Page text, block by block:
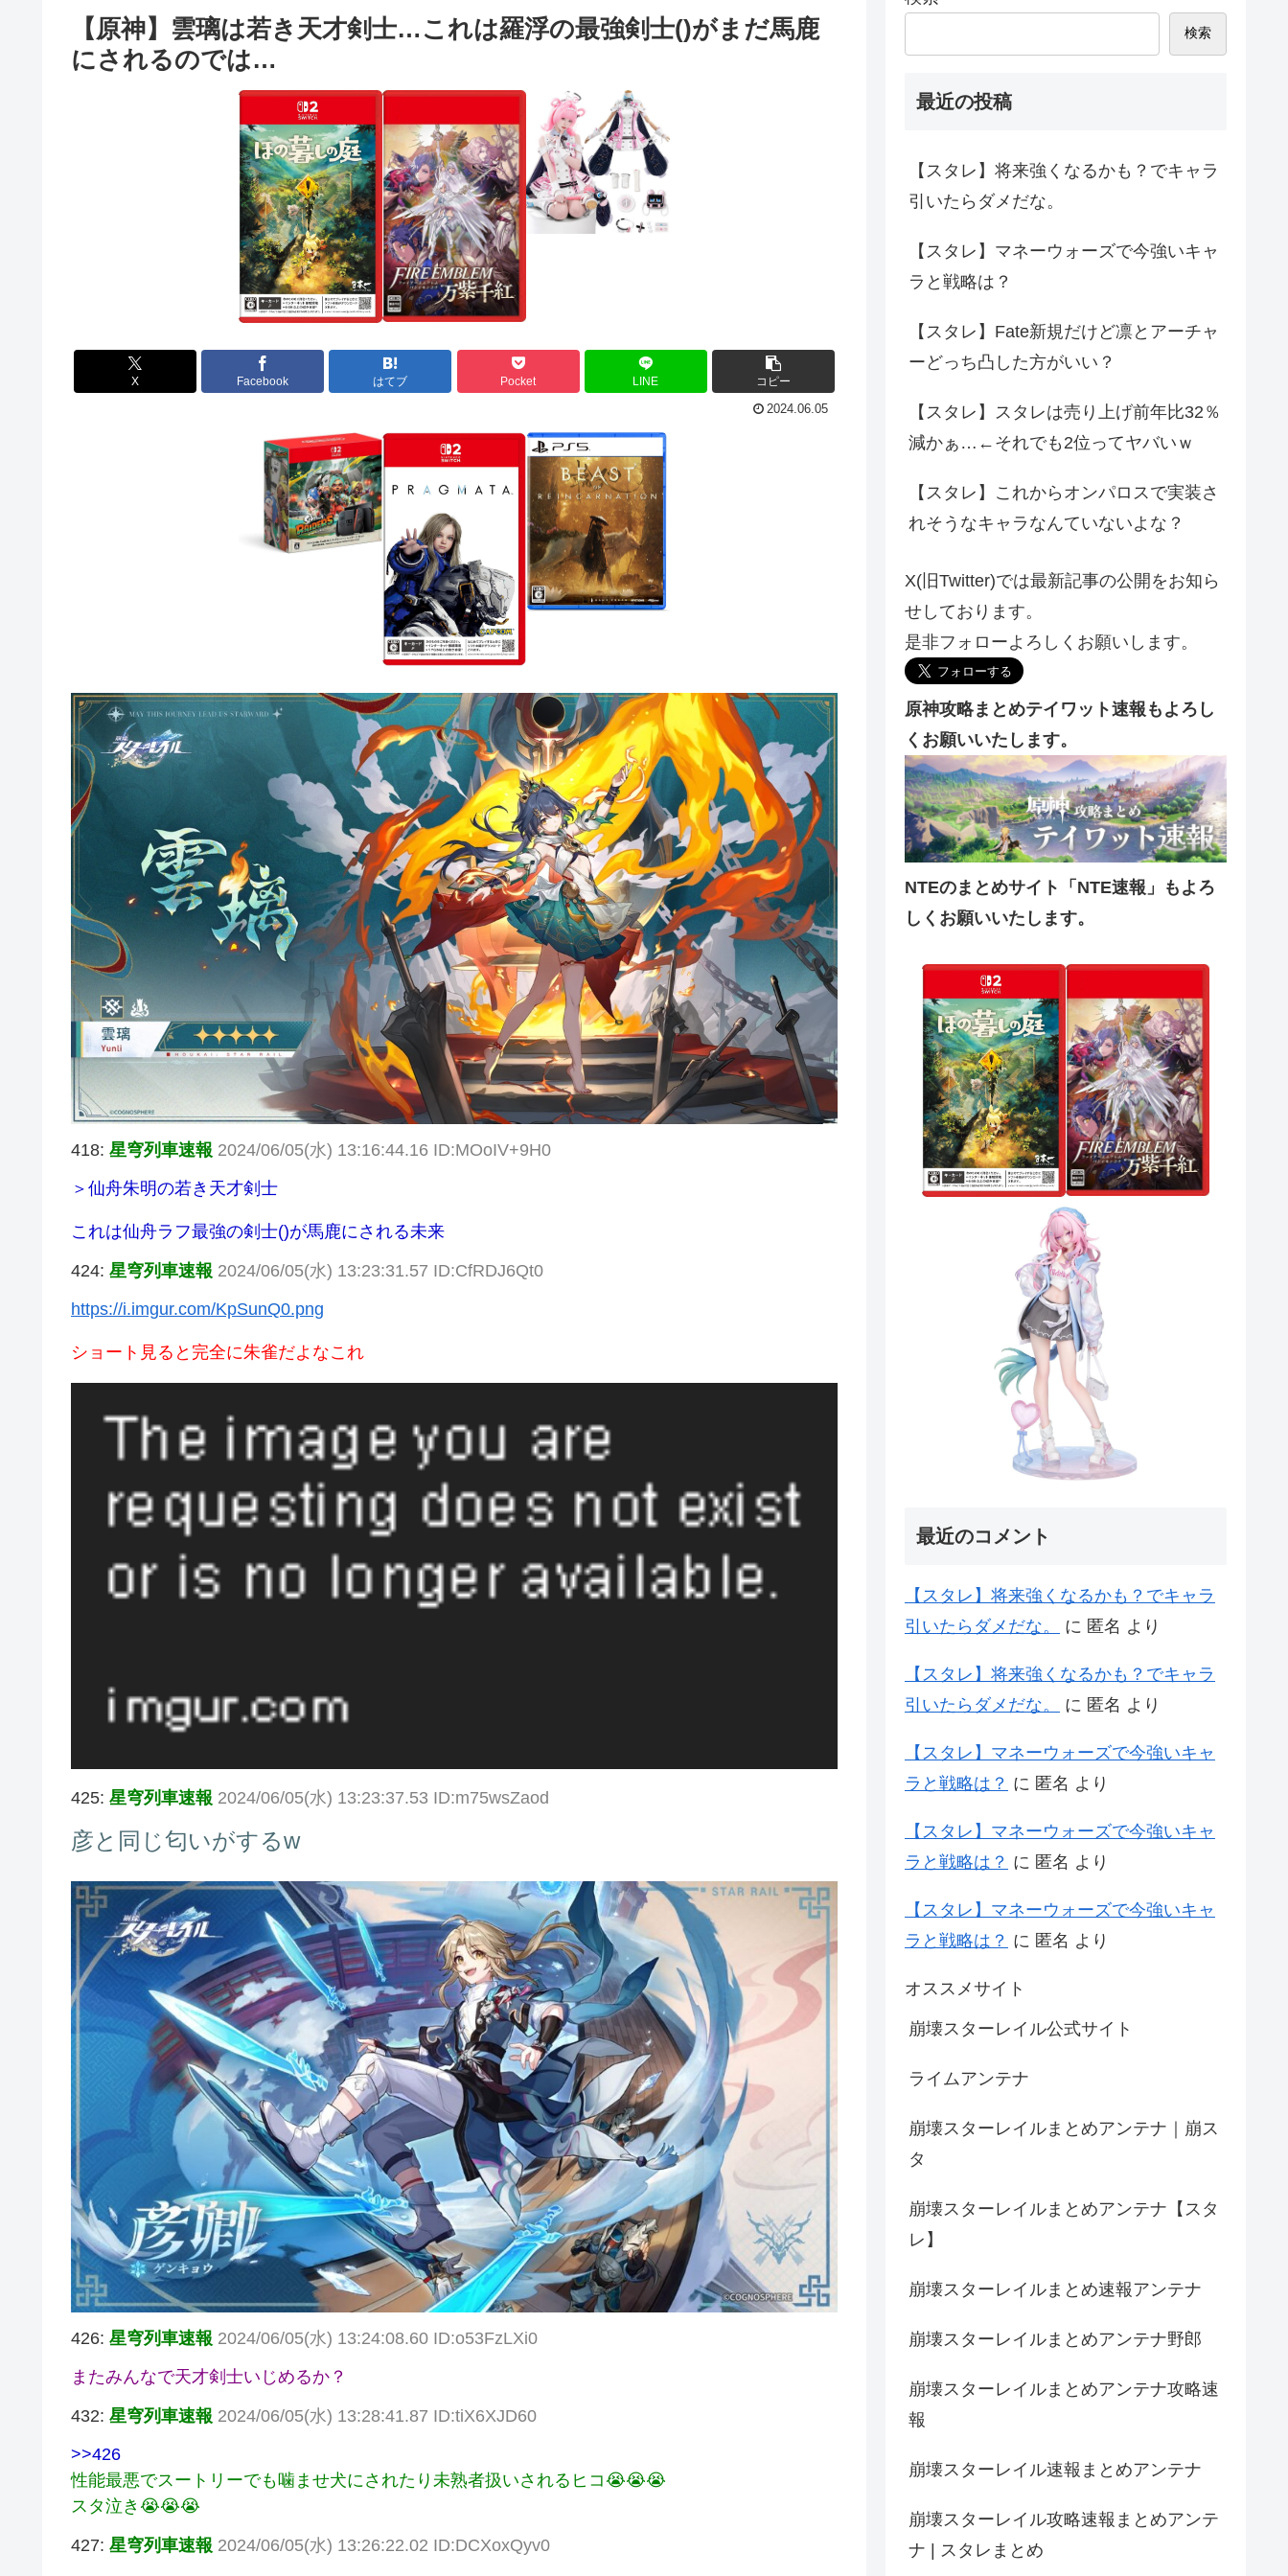
【原神】雲璃は若き天才剣士…これは羅浮の最強剣士()がまだ馬鹿
にされるのでは…
X Facebook はてブ Pocket LINE コピー
2024.06.05
418: 星穹列車速報 2024/06/05(水) 13:16:44.16 ID:MOoIV+9H0
＞仙舟朱明の若き天才剣士
これは仙舟ラフ最強の剣士()が馬鹿にされる未来
424: 星穹列車速報 2024/06/05(水) 13:23:31.57 ID:CfRDJ6Qt0
https://i.imgur.com/KpSunQ0.png
ショート見ると完全に朱雀だよなこれ
425: 星穹列車速報 2024/06/05(水) 13:23:37.53 ID:m75wsZaod
彦と同じ匂いがするw
426: 星穹列車速報 2024/06/05(水) 13:24:08.60 ID:o53FzLXi0
またみんなで天才剣士いじめるか？
432: 星穹列車速報 2024/06/05(水) 13:28:41.87 ID:tiX6XJD60
>>426
性能最悪でスートリーでも噛ませ犬にされたり未熟者扱いされるヒコ😭😭😭
スタ泣き😭😭😭
427: 星穹列車速報 2024/06/05(水) 13:26:22.02 ID:DCXoxQyv0
検索
最近の投稿
【スタレ】将来強くなるかも？でキャラ
引いたらダメだな。
【スタレ】マネーウォーズで今強いキャ
ラと戦略は？
【スタレ】Fate新規だけど凛とアーチャ
ーどっち凸した方がいい？
【スタレ】スタレは売り上げ前年比32％
減かぁ…←それでも2位ってヤバいｗ
【スタレ】これからオンパロスで実装さ
れそうなキャラなんていないよな？
X(旧Twitter)では最新記事の公開をお知ら
せしております。
是非フォローよろしくお願いします。
原神攻略まとめテイワット速報もよろし
くお願いいたします。
NTEのまとめサイト「NTE速報」もよろ
しくお願いいたします。
最近のコメント
【スタレ】将来強くなるかも？でキャラ
引いたらダメだな。
に 匿名 より
【スタレ】将来強くなるかも？でキャラ
引いたらダメだな。
に 匿名 より
【スタレ】マネーウォーズで今強いキャ
ラと戦略は？ に 匿名 より
【スタレ】マネーウォーズで今強いキャ
ラと戦略は？ に 匿名 より
【スタレ】マネーウォーズで今強いキャ
ラと戦略は？ に 匿名 より
オススメサイト
崩壊スターレイル公式サイト
ライムアンテナ
崩壊スターレイルまとめアンテナ｜崩ス
タ
崩壊スターレイルまとめアンテナ【スタ
レ】
崩壊スターレイルまとめ速報アンテナ
崩壊スターレイルまとめアンテナ野郎
崩壊スターレイルまとめアンテナ攻略速
報
崩壊スターレイル速報まとめアンテナ
崩壊スターレイル攻略速報まとめアンテ
ナ | スタレまとめ